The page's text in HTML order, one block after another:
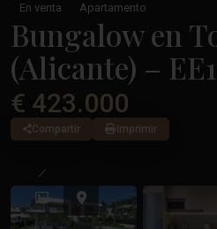
En venta Apartamento
Bungalow en
(Alicante) –
€ 423.000
Compartir Imprimir
Anterior